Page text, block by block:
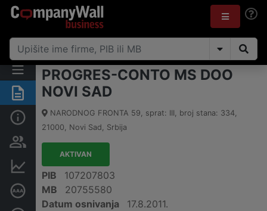
Rezime
Osnovni podaci
Vlasnička struktura
Finansijski podaci
Sertifikat bonitetne izvrsnosti
PROGRES-CONTO MS DOO
NOVI SAD
NARODNOG FRONTA 59, sprat: III, broj stana: 334,
21000, Novi Sad, Srbija
AKTIVAN
PIB
107207803
MB
20755580
Datum osnivanja
17.8.2011.